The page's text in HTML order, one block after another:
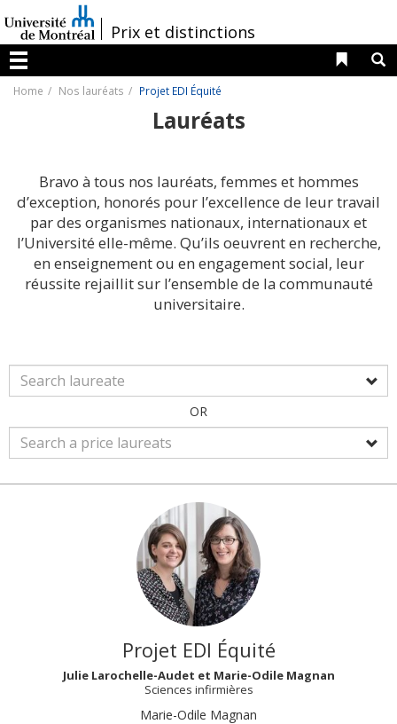
au
contenu
/Prix et distinctions
Menu
Liens
Home Nos lauréats Projet EDI Équité
Lauréats
Bravo à tous nos lauréats, femmes et hommes
d’exception, honorés pour l’excellence de leur travail
par des organismes nationaux, internationaux et
l’Université elle-même. Qu’ils oeuvrent en recherche,
en enseignement ou en engagement social, leur
réussite rejaillit sur l’ensemble de la communauté
universitaire.
OR
Projet EDI Équité
Julie Larochelle-Audet et Marie-Odile Magnan
Sciences infirmières
Marie-Odile Magnan